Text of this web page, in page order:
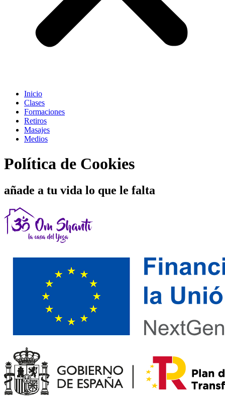
Inicio
Clases
Formaciones
Retiros
Masajes
Medios
Política de Cookies
añade a tu vida lo que le falta